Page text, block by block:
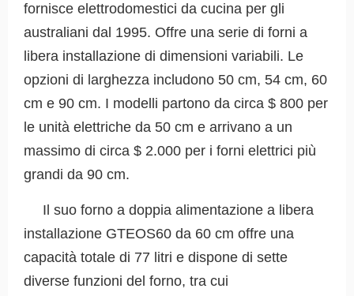
fornisce elettrodomestici da cucina per gli
australiani dal 1995. Offre una serie di forni a
libera installazione di dimensioni variabili. Le
opzioni di larghezza includono 50 cm, 54 cm, 60
cm e 90 cm. I modelli partono da circa $ 800 per
le unità elettriche da 50 cm e arrivano a un
massimo di circa $ 2.000 per i forni elettrici più
grandi da 90 cm.
Il suo forno a doppia alimentazione a libera
installazione GTEOS60 da 60 cm offre una
capacità totale di 77 litri e dispone di sette
diverse funzioni del forno, tra cui